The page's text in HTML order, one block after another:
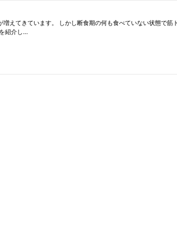
えてきています。 しかし断食期の何も食べていない状態で筋
紹介し…